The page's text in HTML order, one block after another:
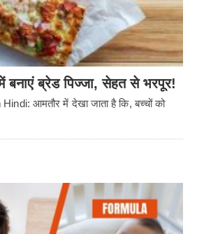
बनाएं ब्रेड पिज्जा, सेहत से भरपूर!
आमतौर में देखा जाता है कि, बच्चों को